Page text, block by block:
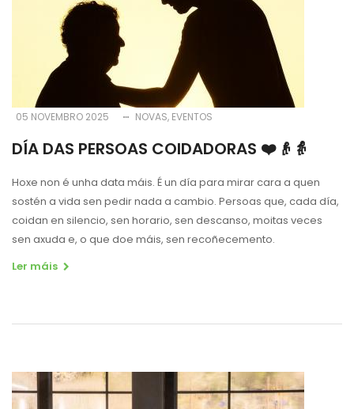
05 NOVEMBRO 2025 NOVAS EVENTOS
DÍA DAS PERSOAS COIDADORAS ❤️👴👵
Hoxe non é unha data máis. É un día para mirar cara a quen
sostén a vida sen pedir nada a cambio. Persoas que, cada día,
coidan en silencio, sen horario, sen descanso, moitas veces
sen axuda e, o que doe máis, sen recoñecemento.
Ler máis